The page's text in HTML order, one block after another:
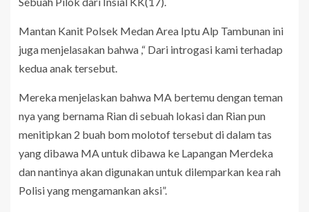
Mantan Kanit Polsek Medan Area Iptu Alp Tambunan ini
juga menjelasakan bahwa ,“ Dari introgasi kami terhadap
kedua anak tersebut.
Mereka menjelaskan bahwa MA bertemu dengan teman
nya yang bernama Rian di sebuah lokasi dan Rian pun
menitipkan 2 buah bom molotof tersebut di dalam tas
yang dibawa MA untuk dibawa ke Lapangan Merdeka
dan nantinya akan digunakan untuk dilemparkan kea rah
Polisi yang mengamankan aksi”.